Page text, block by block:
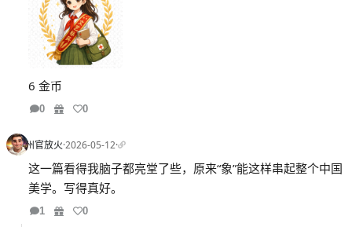
6 金币
0 0
州官放火·2026-05-12·
这一篇看得我脑子都亮堂了些，原来“象”能这样串起整个中国
美学。写得真好。
1 0